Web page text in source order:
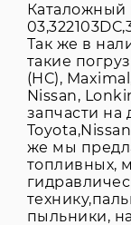
Каталожный
Так же в
такие
(HC),
Nissan,
запчасти на
же мы
топливных,
пыльники,